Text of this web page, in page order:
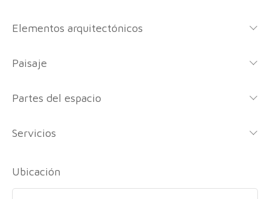
Elementos arquitectónicos
Paisaje
Partes del espacio
Servicios
Ubicación